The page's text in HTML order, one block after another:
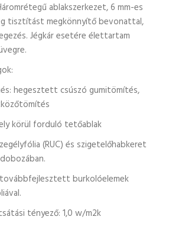
ablakszerkezet, 6 mm-es
tisztítást megkönnyítő bevonattal,
Jégkár esetére élettartam
hegesztett csúszó gumitömítés,
körül forduló tetőablak
(RUC) és szigetelőhabkeret
burkolóelemek
tényező: 1,0 w/m2k